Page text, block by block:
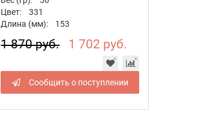
Цвет:
331
Длина (мм):
153
1 870 руб. 1 702 руб.
Сообщить о поступлении